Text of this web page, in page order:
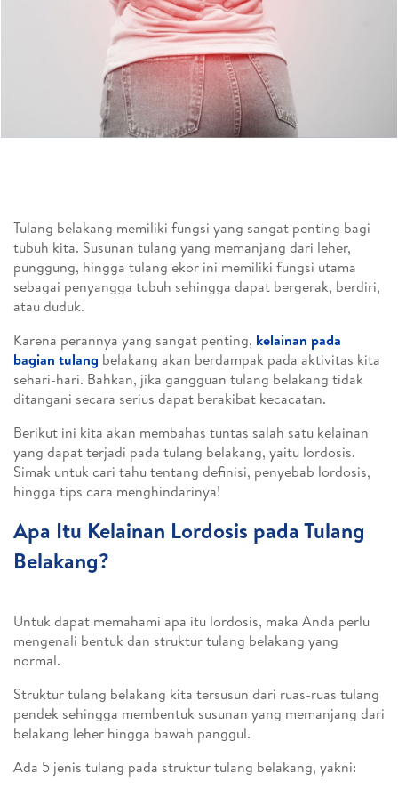
Tulang belakang memiliki fungsi yang sangat penting bagi
tubuh kita. Susunan tulang yang memanjang dari leher,
punggung, hingga tulang ekor ini memiliki fungsi utama
sebagai penyangga tubuh sehingga dapat bergerak, berdiri,
atau duduk.
Karena perannya yang sangat penting, kelainan pada
bagian tulang belakang akan berdampak pada aktivitas kita
sehari-hari. Bahkan, jika gangguan tulang belakang tidak
ditangani secara serius dapat berakibat kecacatan.
Berikut ini kita akan membahas tuntas salah satu kelainan
yang dapat terjadi pada tulang belakang, yaitu lordosis.
Simak untuk cari tahu tentang definisi, penyebab lordosis,
hingga tips cara menghindarinya!
Apa Itu Kelainan Lordosis pada Tulang
Belakang?
Untuk dapat memahami apa itu lordosis, maka Anda perlu
mengenali bentuk dan struktur tulang belakang yang
normal.
Struktur tulang belakang kita tersusun dari ruas-ruas tulang
pendek sehingga membentuk susunan yang memanjang dari
belakang leher hingga bawah panggul.
Ada 5 jenis tulang pada struktur tulang belakang, yakni: